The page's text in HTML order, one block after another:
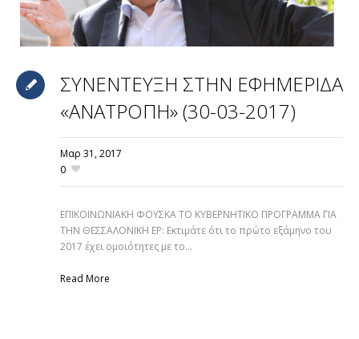
ΣΥΝΕΝΤΕΥΞΗ ΣΤΗΝ ΕΦΗΜΕΡΙΔΑ
«ΑΝΑΤΡΟΠΗ» (30-03-2017)
Μαρ 31,2017
0
ΕΠΙΚΟΙΝΩΝΙΑΚΗ ΦΟΥΣΚΑ ΤΟ ΚΥΒΕΡΝΗΤΙΚΟ ΠΡΟΓΡΑΜΜΑ ΓΙΑ
ΤΗΝ ΘΕΣΣΑΛΟΝΙΚΗ ΕΡ: Εκτιμάτε ότι το πρώτο εξάμηνο του
2017 έχει ομοιότητες με το...
Read More